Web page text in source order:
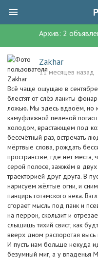
Архив: 2
Zakhar
11 месяцев назад
Всё чаще ощущаю в сентябре,
блестят от слёз ланиты
ложью. Мы здесь вдвоём, но
камуфляжной пеленой
холодом, врастающем под
бессчётный раз, встречать
мёртвые слова, рождать
пространстве, где нет места,
серой полосе, зажжём в
траекторией друг друга. В
нарисуем жёлтые огни, и
панцирь готэмского века.
сгорает мысль под панк и
на перрон, скользит и
слышишь тихий свист, как
вверх дном распоротая
И пусть нам больше некуда
безумный миг, а у впаденья